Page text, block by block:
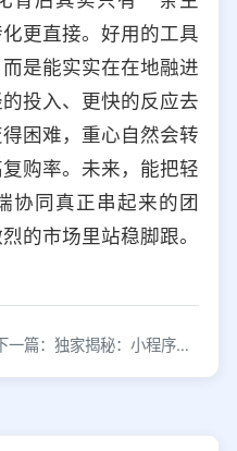
更直接。好用的工具
是能实实在在地融进
投入、更快的反应去
困难，重心自然会转
购率。未来，能把轻
协同真正串起来的团
的市场里站稳脚跟。
下一篇：独家揭秘：小程序累计上亿用户、销售额破亿，她们怎么搞的？